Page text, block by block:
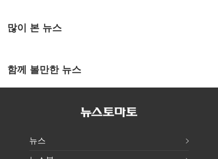
많이 본 뉴스
함께 볼만한 뉴스
뉴스